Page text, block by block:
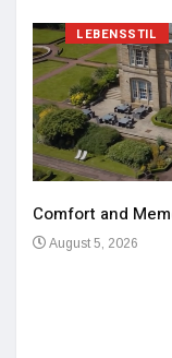
LEBENSSTIL
Comfort and
August 5, 2026